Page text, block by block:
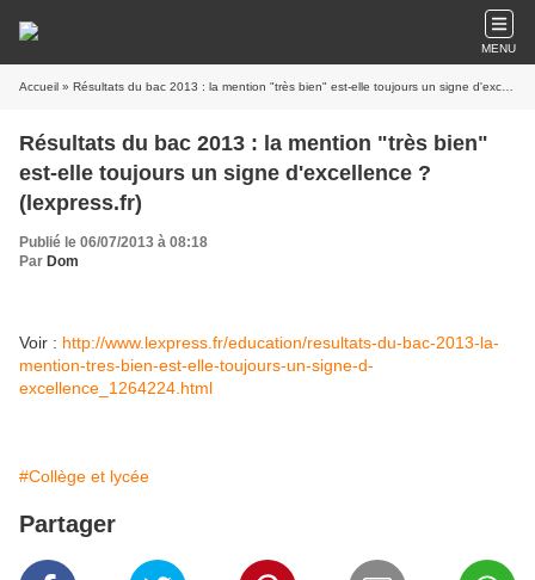
MENU
Accueil » Résultats du bac 2013 : la mention "très bien" est-elle toujours un signe d'excellence ? (lexpress.fr)
Résultats du bac 2013 : la mention "très bien"
est-elle toujours un signe d'excellence ?
(lexpress.fr)
Publié le 06/07/2013 à 08:18
Par Dom
Voir : http://www.lexpress.fr/education/resultats-du-bac-2013-la-
mention-tres-bien-est-elle-toujours-un-signe-d-
excellence_1264224.html
#Collège et lycée
Partager